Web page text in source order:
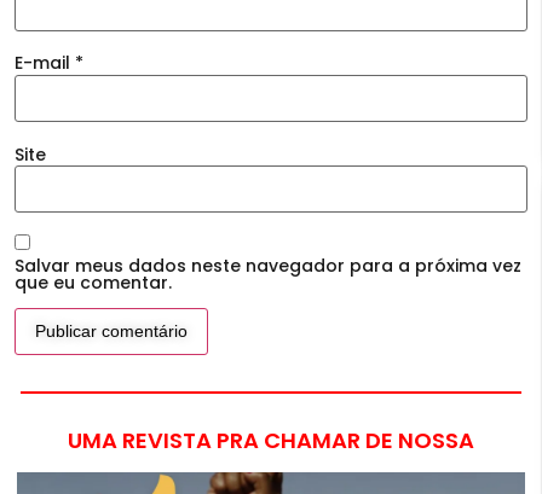
E-mail *
Site
Salvar meus dados neste navegador para a próxima vez
que eu comentar.
UMA REVISTA PRA CHAMAR DE NOSSA